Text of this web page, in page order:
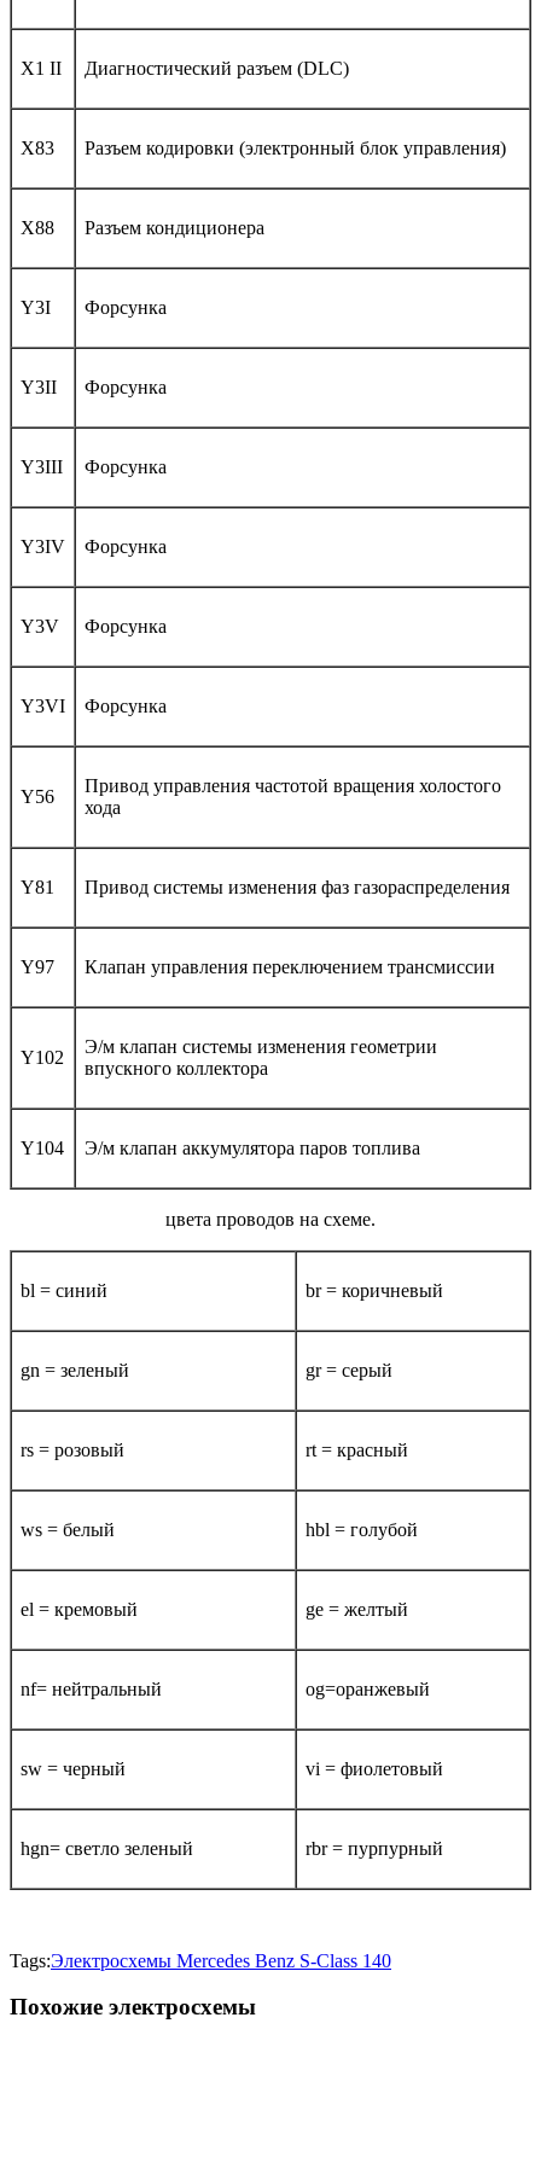
X1 II Диагностический разъем (DLC)
X83 Разъем кодировки (электронный блок управления)
X88 Разъем кондиционера
Y3I Форсунка
Y3II Форсунка
Y3III Форсунка
Y3IV Форсунка
Y3V Форсунка
Y3VI Форсунка
Y56
Привод управления частотой вращения холостого
хода
Y81 Привод системы изменения фаз газораспределения
Y97 Клапан управления переключением трансмиссии
Y102
Э/м клапан системы изменения геометрии
впускного коллектора
Y104 Э/м клапан аккумулятора паров топлива
цвета проводов на схеме.
bl = синий br = коричневый
gn = зеленый gr = серый
rs = розовый rt = красный
ws = белый hbl = голубой
el = кремовый ge = желтый
nf= нейтральный og=оранжевый
sw = черный vi = фиолетовый
hgn= светло зеленый rbr = пурпурный
Tags:Электросхемы Mercedes Benz S-Class 140
Похожие электросхемы